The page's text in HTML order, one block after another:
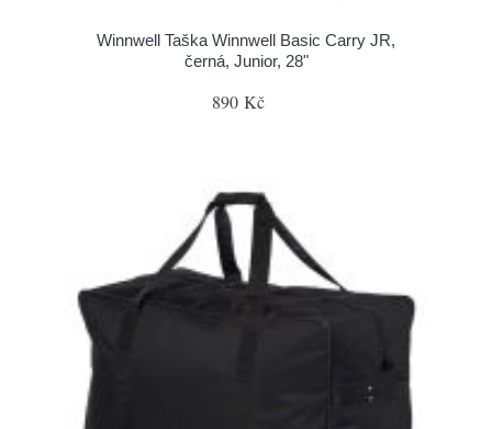
Winnwell Taška Winnwell Basic Carry JR,
černá, Junior, 28"
890 Kč